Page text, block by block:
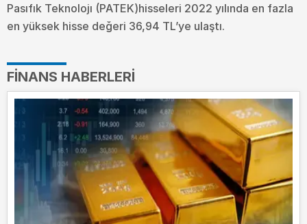
Pasıfık Teknolojı (PATEK)hisseleri 2022 yılında en fazla
en yüksek hisse değeri 36,94 TL’ye ulaştı.
FINANS HABERLERI